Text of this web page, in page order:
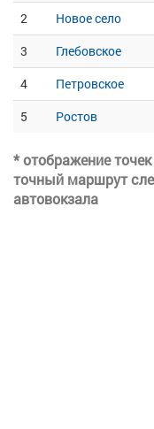
2 Новое село
3
Глебовское
4
Петровское
5
Ростов
* отображение
точный маршрут
автовокзала